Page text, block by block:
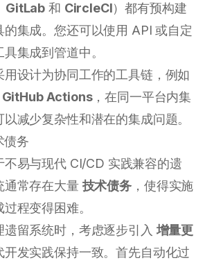
GitLab 和 CircleCI）都有预构建
的集成。您还可以使用 API 或自定
集成到管道中。
用设计为协同工作的工具链，例如
GitHub Actions，在同一平台内集
减少复杂性和潜在的集成问题。
债务
不易与现代 CI/CD 实践兼容的遗
通常存在大量 技术债务，使得实施
程变得困难。
遗留系统时，考虑逐步引入 增量更
发实践保持一致。首先自动化过